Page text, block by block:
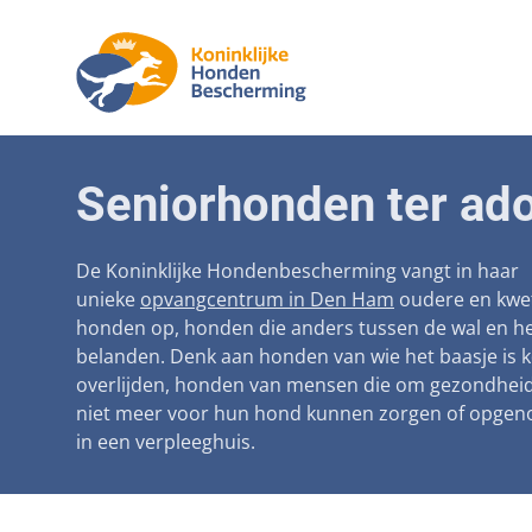
Verplichte
Seniorhonden ter
De Koninklijke Hondenbescherming vangt in haar
unieke opvangcentrum in Den Ham oudere en
honden op, honden die anders tussen de wal en
belanden. Denk aan honden van wie het baasje is
overlijden, honden van mensen die om
niet meer voor hun hond kunnen zorgen of
in een verpleeghuis.